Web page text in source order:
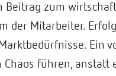
Beitrag zum
der Mitarbeiter.
Ein
führen, anstatt